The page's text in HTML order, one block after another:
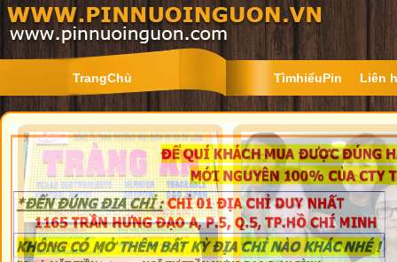
TrangChủ TìmhiểuPin Liên